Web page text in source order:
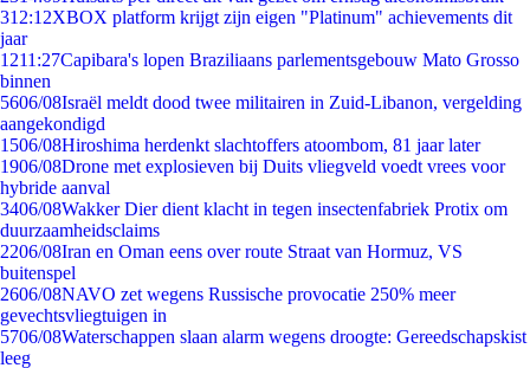
312:12XBOX platform krijgt zijn eigen "Platinum" achievements dit
jaar
1211:27Capibara's lopen Braziliaans parlementsgebouw Mato Grosso
binnen
5606/08Israël meldt dood twee militairen in Zuid-Libanon, vergelding
aangekondigd
1506/08Hiroshima herdenkt slachtoffers atoombom, 81 jaar later
1906/08Drone met explosieven bij Duits vliegveld voedt vrees voor
hybride aanval
3406/08Wakker Dier dient klacht in tegen insectenfabriek Protix om
duurzaamheidsclaims
2206/08Iran en Oman eens over route Straat van Hormuz, VS
buitenspel
2606/08NAVO zet wegens Russische provocatie 250% meer
gevechtsvliegtuigen in
5706/08Waterschappen slaan alarm wegens droogte: Gereedschapskist
leeg